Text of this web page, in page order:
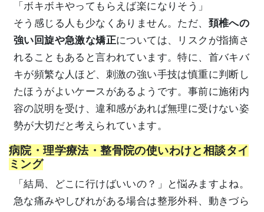
「ボキボキやってもらえば楽になりそう」
そう感じる人も少なくありません。ただ、 頚椎への
強い回旋や急激な矯正については、リスクが指摘さ
れることもあると言われています。特に、首バキバ
キが頻繁な人ほど、刺激の強い手技は慎重に判断し
たほうがよいケースがあるようです。事前に施術内
容の説明を受け、違和感があれば無理に受けない姿
勢が大切だと考えられています。
病院・理学療法・整骨院の使いわけと相談タイ
ミング
「結局、どこに行けばいいの？」と悩みますよね。
急な痛みやしびれがある場合は整形外科、動きづら